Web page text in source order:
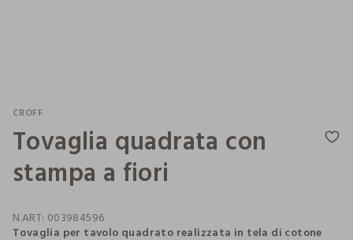
CROFF
Tovaglia quadrata con
stampa a fiori
N.ART: 003984596
Tovaglia per tavolo quadrato realizzata in tela di cotone